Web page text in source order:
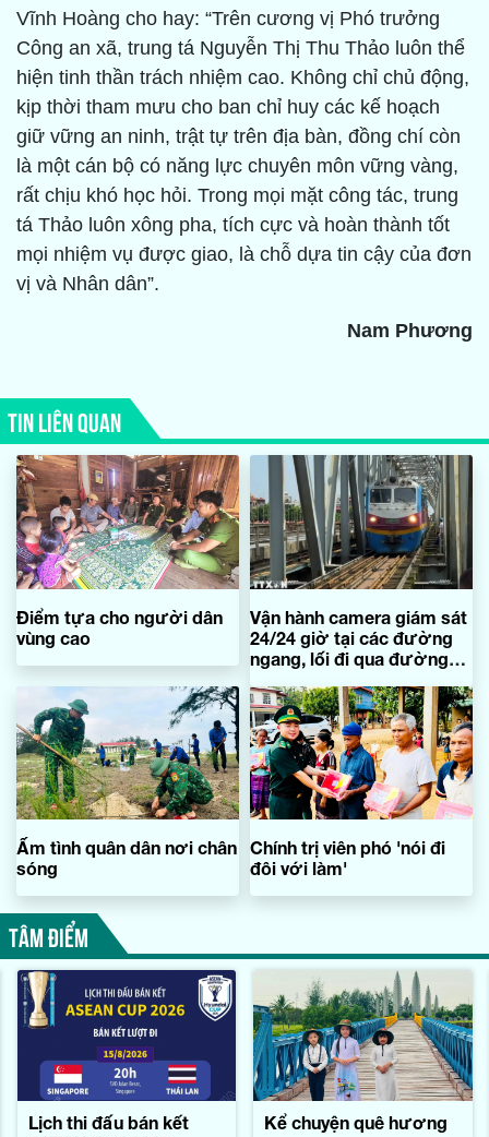
Vĩnh Hoàng cho hay: “Trên cương vị Phó trưởng
Công an xã, trung tá Nguyễn Thị Thu Thảo luôn thể
hiện tinh thần trách nhiệm cao. Không chỉ chủ động,
kịp thời tham mưu cho ban chỉ huy các kế hoạch
giữ vững an ninh, trật tự trên địa bàn, đồng chí còn
là một cán bộ có năng lực chuyên môn vững vàng,
rất chịu khó học hỏi. Trong mọi mặt công tác, trung
tá Thảo luôn xông pha, tích cực và hoàn thành tốt
mọi nhiệm vụ được giao, là chỗ dựa tin cậy của đơn
vị và Nhân dân”.
Nam Phương
TIN LIÊN QUAN
Điểm tựa cho người dân
vùng cao
Vận hành camera giám sát
24/24 giờ tại các đường
ngang, lối đi qua đường
Ấm tình quân dân nơi chân
sóng
Chính trị viên phó 'nói đi
đôi với làm'
TÂM ĐIỂM
Lịch thi đấu bán kết
Kể chuyện quê hương